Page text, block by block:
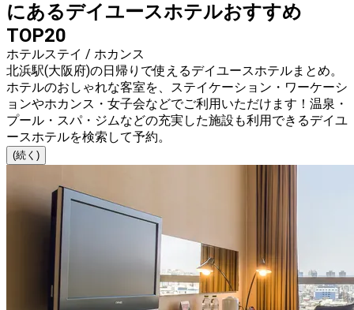
にあるデイユースホテルおすすめ
TOP20
ホテルステイ / ホカンス
北浜駅(大阪府)の日帰りで使えるデイユースホテルまとめ。
ホテルのおしゃれな客室を、ステイケーション・ワーケーシ
ョンやホカンス・女子会などでご利用いただけます！温泉・
プール・スパ・ジムなどの充実した施設も利用できるデイユ
ースホテルを検索して予約。
(続く)